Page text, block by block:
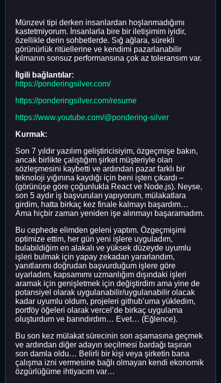
Münzevi tipi derken insanlardan hoşlanmadığımı
kastetmiyorum. İnsanlarla bire bir iletişimim iyidir,
özellikle derin sohbetlerde. Sığ ağlara, sürekli
görünürlük ritüellerine ve kendimi pazarlanabilir
kılmanın sonsuz performansına çok az toleransım var.
İlgili bağlantılar:
https://ponderingsilver.com/
https://ponderingsilver.com/resume
https://www.youtube.com/@pondering-silver
Kurmak:
Son 7 yıldır yazılım geliştiricisiyim, özgeçmişe bakın,
ancak birlikte çalıştığım şirket müşteriyle olan
sözleşmesini kaybetti ve ardından pazar farklı bir
teknoloji yığınına kaydığı için beni işten çıkardı –
(görünüşe göre çoğunlukla React ve Node.js). Neyse,
son 5 aydır iş başvuruları yapıyorum, mülakatlara
girdim, hatta birkaç kez finale kalmayı başardım…
Ama hiçbir zaman yeniden işe alınmayı başaramadım.
Bu cephede elimden geleni yaptım. Özgeçmişimi
optimize ettim, her gün yeni işlere uyguladım,
bulabildiğim en alakalı ve yüksek düzeyde uyumlu
işleri bulmak için yapay zekadan yararlandım,
yanıtlarımı doğrudan başvurduğum işlere göre
uyarladım, kapsamımı uzmanlığım dışındaki işleri
aramak için genişletmek için değiştirdim ama yine de
potansiyel olarak uygulanabilir/uygulanabilir olacak
kadar uyumlu oldum, projeleri github’uma yükledim,
portföy öğeleri olarak vercel’de birkaç uygulama
oluşturdum ve barındırdım… Evet… (Eğlence).
Bu son kez mülakat sürecinin son aşamasına geçmek
ve ardından diğer adayın seçilmesi bardağı taşıran
son damla oldu… Belirli bir kişi veya şirketin bana
çalışma izni vermesine bağlı olmayan kendi ekonomik
özgürlüğüme ihtiyacım var…